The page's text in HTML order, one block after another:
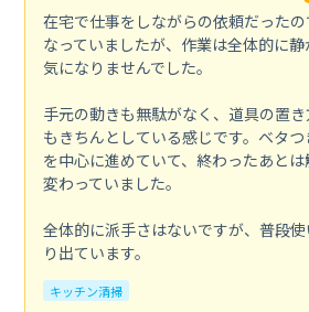
在宅で仕事をしながらの依頼だった
なっていましたが、作業は全体的に
気になりませんでした。
手元の動きも無駄がなく、道具の置
もきちんとしている感じです。ベタ
を中心に進めていて、終わったあと
変わっていました。
全体的に派手さはないですが、普段
り出ています。
キッチン清掃